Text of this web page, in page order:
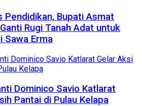
Pendidikan, Bupati Asmat
Rugi Tanah Adat untuk
Sawa Erma
Dominico Savio Katlarat
Pantai di Pulau Kelapa